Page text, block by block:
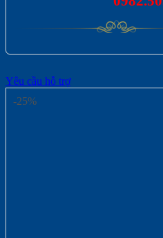
Yêu cầu hỗ trợ
-25%